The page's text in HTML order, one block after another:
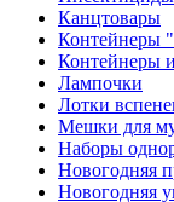
Канцтовары
Контейнеры
Контейнеры
Лампочки
Лотки
Мешки для
Наборы
Новогодняя
Новогодняя